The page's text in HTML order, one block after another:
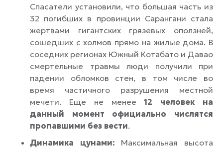
Спасатели установили, что большая часть из
32 погибших в провинции Сарангани стала
жертвами гигантских грязевых оползней,
сошедших с холмов прямо на жилые дома. В
соседних регионах Южный Котабато и Давао
смертельные травмы люди получили при
падении обломков стен, в том числе во
время частичного разрушения местной
мечети. Еще не менее12 человек на
данный момент официально числятся
пропавшими без вести.
Динамика цунами: Максимальная высота